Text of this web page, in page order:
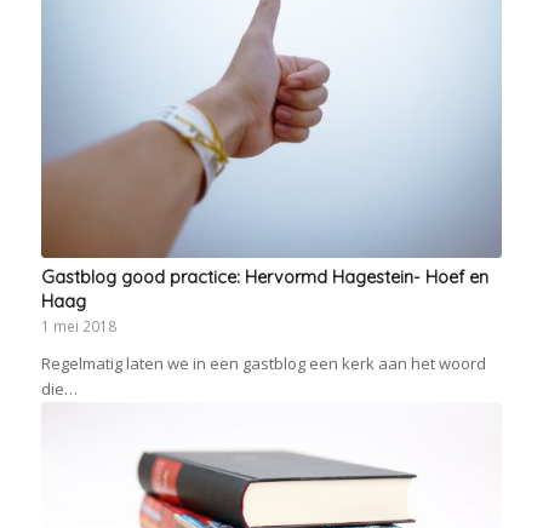
Gastblog good practice: Hervormd Hagestein- Hoef en
Haag
1 mei 2018
Regelmatig laten we in een gastblog een kerk aan het woord
die…